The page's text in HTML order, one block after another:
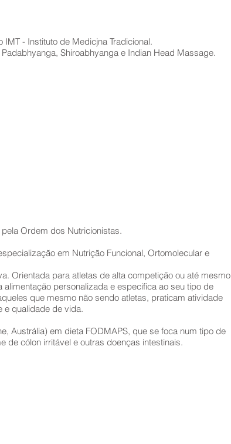
- Instituto de Medicjna Tradicional.
Shiroabhyanga e Indian Head Massage.
Ordem dos Nutricionistas.
em Nutrição Funcional, Ortomolecular e
Orientada para atletas de alta competição ou até mesmo
personalizada e especifica ao seu tipo de
que mesmo não sendo atletas, praticam atividade
e qualidade de vida.
Austrália) em dieta FODMAPS, que se foca num tipo de
de cólon irritável e outras doenças intestinais.